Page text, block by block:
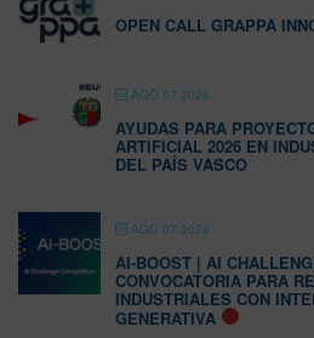
OPEN CALL GRAPPA
AGO 07 2026
AYUDAS PARA
ARTIFICIAL 2026 EN
DEL PAÍS VASCO
AGO 07 2026
AI-BOOST | AI
CONVOCATORIA PARA
INDUSTRIALES CON
GENERATIVA